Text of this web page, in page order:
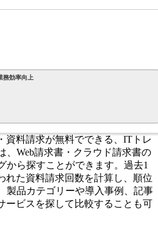
効率向上
料請求が無料でできる、ITトレ
Web請求書・クラウド請求書の
ら探すことができます。過去1
た資料請求回数を計算し、順位
品カテゴリーや導入事例、記事
ビスを探して比較することも可